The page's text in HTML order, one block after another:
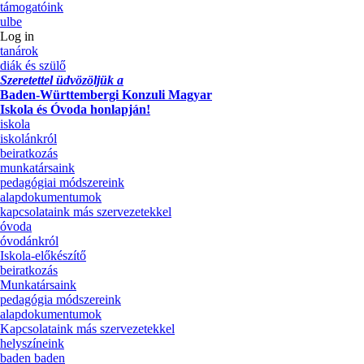
támogatóink
ulbe
Log in
tanárok
diák és szülő
Szeretettel üdvözöljük a
Baden-Württembergi Konzuli Magyar
Iskola és Óvoda honlapján!
iskola
iskolánkról
beiratkozás
munkatársaink
pedagógiai módszereink
alapdokumentumok
kapcsolataink más szervezetekkel
óvoda
óvodánkról
Iskola-előkészítő
beiratkozás
Munkatársaink
pedagógia módszereink
alapdokumentumok
Kapcsolataink más szervezetekkel
helyszíneink
baden baden